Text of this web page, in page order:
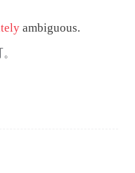
ambiguous.